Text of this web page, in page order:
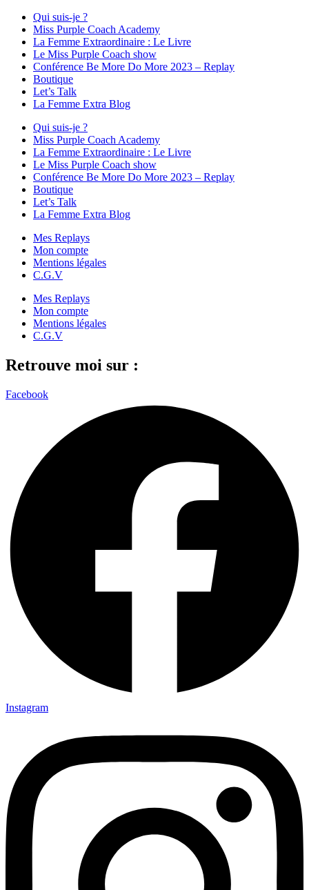
Qui suis-je ?
Miss Purple Coach Academy
La Femme Extraordinaire : Le Livre
Le Miss Purple Coach show
Conférence Be More Do More 2023 – Replay
Boutique
Let’s Talk
La Femme Extra Blog
Qui suis-je ?
Miss Purple Coach Academy
La Femme Extraordinaire : Le Livre
Le Miss Purple Coach show
Conférence Be More Do More 2023 – Replay
Boutique
Let’s Talk
La Femme Extra Blog
Mes Replays
Mon compte
Mentions légales
C.G.V
Mes Replays
Mon compte
Mentions légales
C.G.V
Retrouve moi sur :
Facebook
Instagram